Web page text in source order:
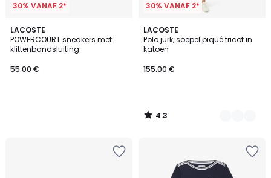
30% VANAF 2*
LACOSTE
POWERCOURT sneakers met
klittenbandsluiting
55.00 €
30% VANAF 2*
LACOSTE
Polo jurk, soepel piqué tricot in
katoen
155.00 €
4.3
/ 5
2
Kleuren
4.3
/